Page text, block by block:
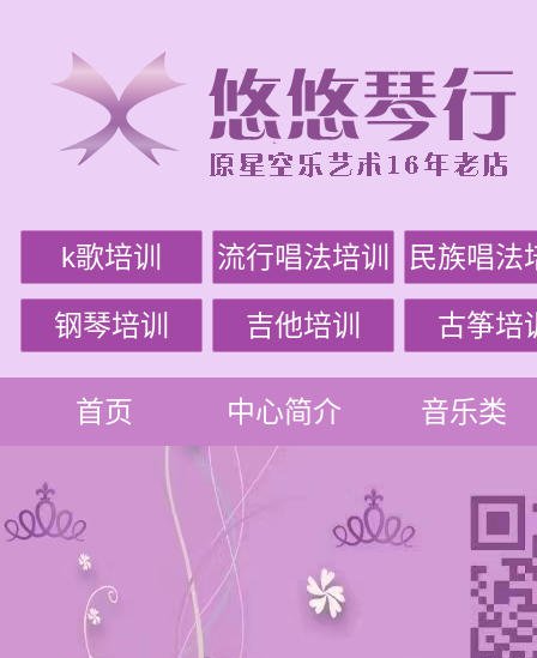
k歌培训 流行唱法培训 民族唱法
钢琴培训 吉他培训 古筝培
首页 中心简介 音乐类